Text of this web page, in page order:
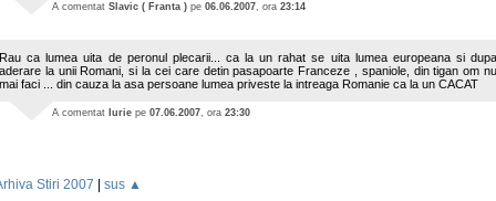
A comentat Slavic ( Franta ) pe 06.06.2007, ora 23:14
Rau ca lumea uita de peronul plecarii... ca la un rahat se uita lumea europeana si dupa
aderare la unii Romani, si la cei care detin pasapoarte Franceze , spaniole, din tigan om nu
mai faci ... din cauza la asa persoane lumea priveste la intreaga Romanie ca la un CACAT
A comentat Iurie pe 07.06.2007, ora 23:30
Stiri 2007 sus ▲